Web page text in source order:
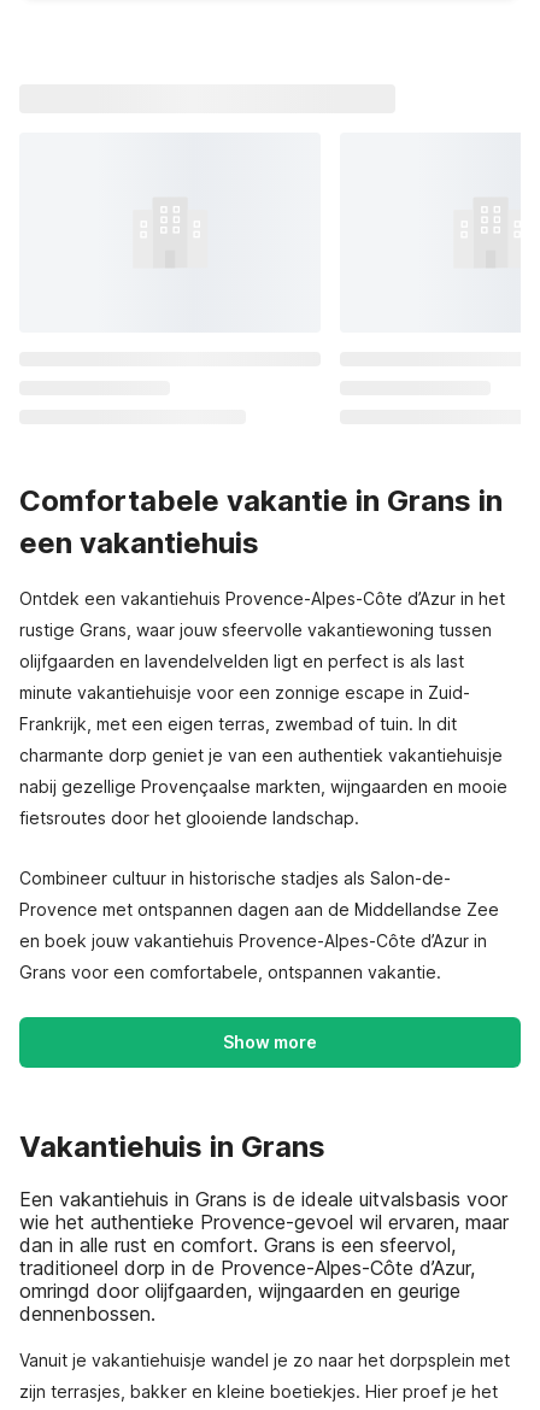
Comfortabele vakantie in Grans in
een vakantiehuis
Ontdek een vakantiehuis Provence-Alpes-Côte d’Azur in het
rustige Grans, waar jouw sfeervolle vakantiewoning tussen
olijfgaarden en lavendelvelden ligt en perfect is als last
minute vakantiehuisje voor een zonnige escape in Zuid-
Frankrijk, met een eigen terras, zwembad of tuin. In dit
charmante dorp geniet je van een authentiek vakantiehuisje
nabij gezellige Provençaalse markten, wijngaarden en mooie
fietsroutes door het glooiende landschap.
Combineer cultuur in historische stadjes als Salon-de-
Provence met ontspannen dagen aan de Middellandse Zee
en boek jouw vakantiehuis Provence-Alpes-Côte d’Azur in
Grans voor een comfortabele, ontspannen vakantie.
Show more
Vakantiehuis in Grans
Een vakantiehuis in Grans is de ideale uitvalsbasis voor
wie het authentieke Provence-gevoel wil ervaren, maar
dan in alle rust en comfort. Grans is een sfeervol,
traditioneel dorp in de Provence-Alpes-Côte d’Azur,
omringd door olijfgaarden, wijngaarden en geurige
dennenbossen.
Vanuit je vakantiehuisje wandel je zo naar het dorpsplein met
zijn terrasjes, bakker en kleine boetiekjes. Hier proef je het